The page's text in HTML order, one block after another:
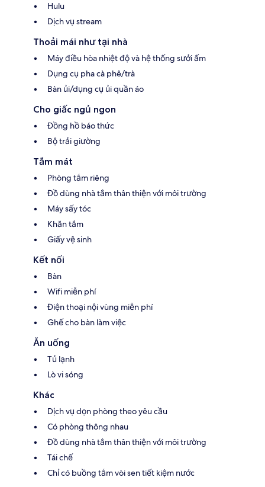
Hulu
Dịch vụ stream
Thoải mái như tại nhà
Máy điều hòa nhiệt độ và hệ thống sưởi ấm
Dụng cụ pha cà phê/trà
Bàn ủi/dụng cụ ủi quần áo
Cho giấc ngủ ngon
Đồng hồ báo thức
Bộ trải giường
Tắm mát
Phòng tắm riêng
Đồ dùng nhà tắm thân thiện với môi trường
Máy sấy tóc
Khăn tắm
Giấy vệ sinh
Kết nối
Bàn
Wifi miễn phí
Điện thoại nội vùng miễn phí
Ghế cho bàn làm việc
Ăn uống
Tủ lạnh
Lò vi sóng
Khác
Dịch vụ dọn phòng theo yêu cầu
Có phòng thông nhau
Đồ dùng nhà tắm thân thiện với môi trường
Tái chế
Chỉ có buồng tắm vòi sen tiết kiệm nước